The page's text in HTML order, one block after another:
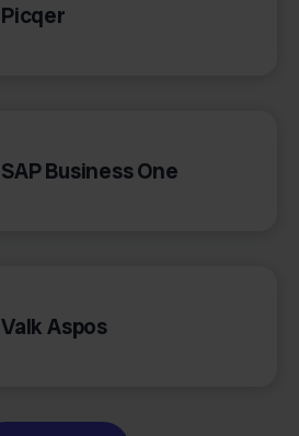
Picqer
SAP Business One
Valk Aspos